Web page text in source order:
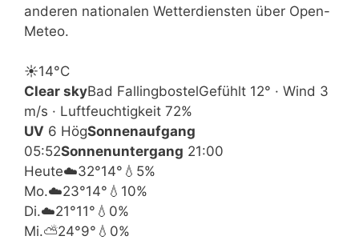
anderen nationalen Wetterdiensten über Open-
Meteo.
☀️14°C
Clear skyBad FallingbostelGefühlt 12° · Wind 3
m/s · Luftfeuchtigkeit 72%
UV 6 HögSonnenaufgang
05:52Sonnenuntergang 21:00
Heute☁️32°14° 💧5%
Mo.☁️23°14° 💧10%
Di.☁️21°11° 💧0%
Mi.⛅24°9° 💧0%